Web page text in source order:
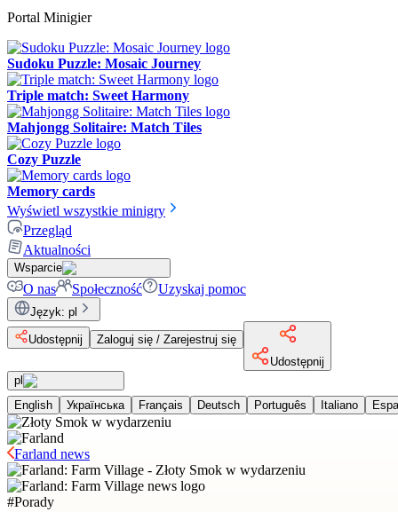
Portal Minigier
Sudoku Puzzle: Mosaic Journey
Triple match: Sweet Harmony
Mahjongg Solitaire: Match Tiles
Cozy Puzzle
Memory cards
Wyświetl wszystkie minigry
Przegląd
Aktualności
Wsparcie
O nas Społeczność Uzyskaj pomoc
Język: pl
Udostępnij
Zaloguj się / Zarejestruj się
Udostępnij
pl
English
Українська Français Deutsch Português Italiano
Farland news
#Porady